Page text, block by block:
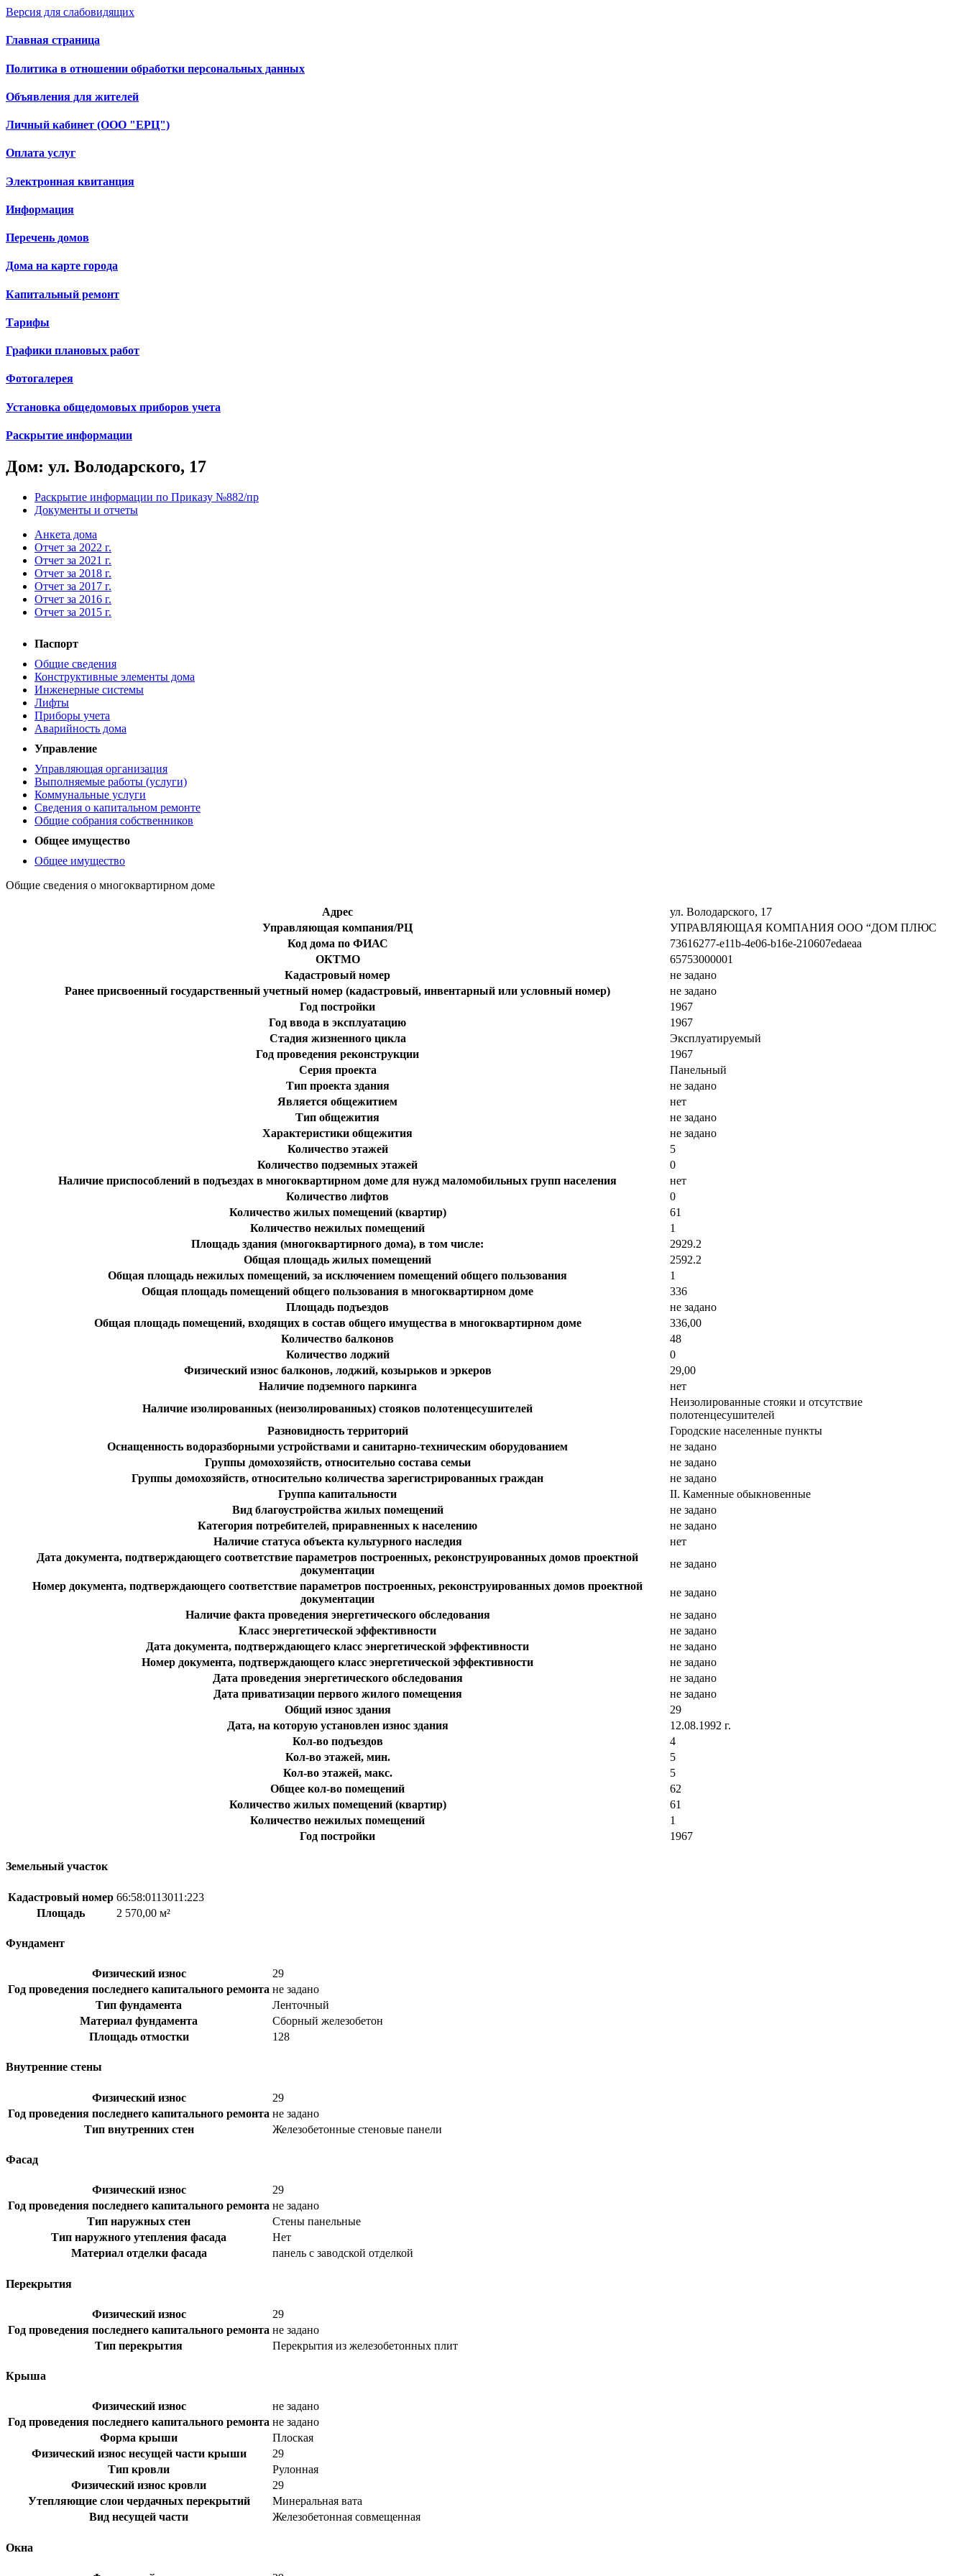
Версия для слабовидящих
Главная страница
Политика в отношении обработки персональных данных
Объявления для жителей
Личный кабинет (ООО "ЕРЦ")
Оплата услуг
Электронная квитанция
Информация
Перечень домов
Дома на карте города
Капитальный ремонт
Тарифы
Графики плановых работ
Фотогалерея
Установка общедомовых приборов учета
Раскрытие информации
Дом: ул. Володарского, 17
Раскрытие информации по Приказу №882/пр
Документы и отчеты
Анкета дома
Отчет за 2022 г.
Отчет за 2021 г.
Отчет за 2018 г.
Отчет за 2017 г.
Отчет за 2016 г.
Отчет за 2015 г.
Паспорт
Общие сведения
Конструктивные элементы дома
Инженерные системы
Лифты
Приборы учета
Аварийность дома
Управление
Управляющая организация
Выполняемые работы (услуги)
Коммунальные услуги
Сведения о капитальном ремонте
Общие собрания собственников
Общее имущество
Общее имущество
Общие сведения о многоквартирном доме
Адрес
ул. Володарского, 17
Управляющая компания/РЦ
УПРАВЛЯЮЩАЯ КОМПАНИЯ ООО “ДОМ ПЛЮС
Код дома по ФИАС
73616277-e11b-4e06-b16e-210607edaeaa
ОКТМО
65753000001
Кадастровый номер
не задано
Ранее присвоенный государственный учетный номер (кадастровый, инвентарный или условный номер)
не задано
Год постройки
1967
Год ввода в эксплуатацию
1967
Стадия жизненного цикла
Эксплуатируемый
Год проведения реконструкции
1967
Серия проекта
Панельный
Тип проекта здания
не задано
Является общежитием
нет
Тип общежития
не задано
Характеристики общежития
не задано
Количество этажей
5
Количество подземных этажей
0
Наличие приспособлений в подъездах в многоквартирном доме для нужд маломобильных групп населения
нет
Количество лифтов
0
Количество жилых помещений (квартир)
61
Количество нежилых помещений
1
Площадь здания (многоквартирного дома), в том числе:
2929.2
Общая площадь жилых помещений
2592.2
Общая площадь нежилых помещений, за исключением помещений общего пользования
1
Общая площадь помещений общего пользования в многоквартирном доме
336
Площадь подъездов
не задано
Общая площадь помещений, входящих в состав общего имущества в многоквартирном доме
336,00
Количество балконов
48
Количество лоджий
0
Физический износ балконов, лоджий, козырьков и эркеров
29,00
Наличие подземного паркинга
нет
Наличие изолированных (неизолированных) стояков полотенцесушителей
Неизолированные стояки и отсутствие
полотенцесушителей
Разновидность территорий
Городские населенные пункты
Оснащенность водоразборными устройствами и санитарно-техническим оборудованием
не задано
Группы домохозяйств, относительно состава семьи
не задано
Группы домохозяйств, относительно количества зарегистрированных граждан
не задано
Группа капитальности
II. Каменные обыкновенные
Вид благоустройства жилых помещений
не задано
Категория потребителей, приравненных к населению
не задано
Наличие статуса объекта культурного наследия
нет
Дата документа, подтверждающего соответствие параметров построенных, реконструированных домов проектной
документации
не задано
Номер документа, подтверждающего соответствие параметров построенных, реконструированных домов проектной
документации
не задано
Наличие факта проведения энергетического обследования
не задано
Класс энергетической эффективности
не задано
Дата документа, подтверждающего класс энергетической эффективности
не задано
Номер документа, подтверждающего класс энергетической эффективности
не задано
Дата проведения энергетического обследования
не задано
Дата приватизации первого жилого помещения
не задано
Общий износ здания
29
Дата, на которую установлен износ здания
12.08.1992 г.
Кол-во подъездов
4
Кол-во этажей, мин.
5
Кол-во этажей, макс.
5
Общее кол-во помещений
62
Количество жилых помещений (квартир)
61
Количество нежилых помещений
1
Год постройки
1967
Земельный участок
Кадастровый номер 66:58:0113011:223
Площадь
2 570,00 м²
Фундамент
Физический износ
29
Год проведения последнего капитального ремонта не задано
Тип фундамента
Ленточный
Материал фундамента
Сборный железобетон
Площадь отмостки
128
Внутренние стены
Физический износ
29
Год проведения последнего капитального ремонта не задано
Тип внутренних стен
Железобетонные стеновые панели
Фасад
Физический износ
29
Год проведения последнего капитального ремонта не задано
Тип наружных стен
Стены панельные
Тип наружного утепления фасада
Нет
Материал отделки фасада
панель с заводской отделкой
Перекрытия
Физический износ
29
Год проведения последнего капитального ремонта не задано
Тип перекрытия
Перекрытия из железобетонных плит
Крыша
Физический износ
не задано
Год проведения последнего капитального ремонта не задано
Форма крыши
Плоская
Физический износ несущей части крыши
29
Тип кровли
Рулонная
Физический износ кровли
29
Утепляющие слои чердачных перекрытий
Минеральная вата
Вид несущей части
Железобетонная совмещенная
Окна